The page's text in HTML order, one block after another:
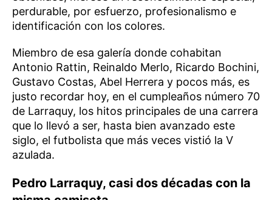
perdurable, por esfuerzo, profesionalismo e
identificación con los colores.
Miembro de esa galería donde cohabitan
Antonio Rattin, Reinaldo Merlo, Ricardo Bochini,
Gustavo Costas, Abel Herrera y pocos más, es
justo recordar hoy, en el cumpleaños número 70
de Larraquy, los hitos principales de una carrera
que lo llevó a ser, hasta bien avanzado este
siglo, el futbolista que más veces vistió la V
azulada.
Pedro Larraquy, casi dos décadas con la